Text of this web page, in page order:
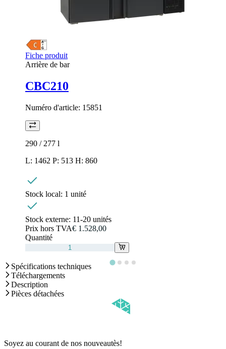
Fiche produit
Arrière de bar
CBC210
Numéro d'article: 15851
290 / 277 l
L: 1462 P: 513 H: 860
Stock local: 1 unité
Stock externe: 11-20 unités
Prix hors TVA€ 1.528,00
Quantité
Spécifications techniques
Téléchargements
Description
Pièces détachées
Soyez au courant de nos nouveautès!